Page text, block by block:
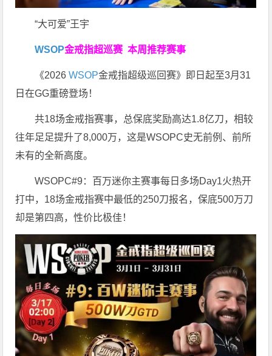
“大可爱”王宇
WSOP金戒指超巡赛本周推荐赛事
《2026WSOP金戒指超级巡回赛》即日起至3月31
日在GG重磅登场！
共18场金戒指赛事，总保底奖励高达1.8亿刀，相较
往年足足提升了8,000万，这是WSOPC史无前例、前所
未有的全新高度。
WSOPC#9：百万迷你主赛事每日多场Day1火热开
打中，18场金戒指赛中最低的250刀报名，保底500万刀
却是第四高，性价比极佳！